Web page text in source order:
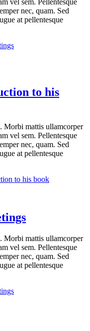
nec, quam. Sed
at pellentesque
to his
Morbi mattis ullamcorper
vel sem. Pellentesque
nec, quam. Sed
at pellentesque
to his book
Morbi mattis ullamcorper
vel sem. Pellentesque
nec, quam. Sed
at pellentesque